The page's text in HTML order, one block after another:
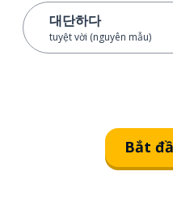
대단하다
tuyệt vời (nguyên mẫu)
Bắt